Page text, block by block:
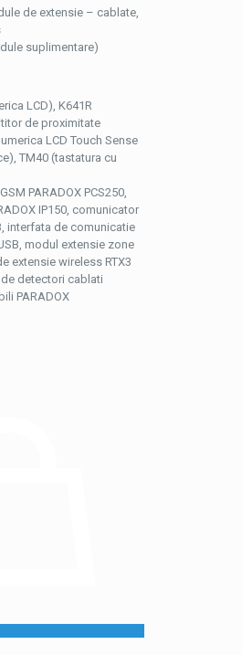
de extensie – cablate,
suplimentare)
LCD), K641R
de proximitate
LCD Touch Sense
TM40 (tastatura cu
PARADOX PCS250,
IP150, comunicator
interfata de comunicatie
modul extensie zone
extensie wireless RTX3
detectori cablati
PARADOX